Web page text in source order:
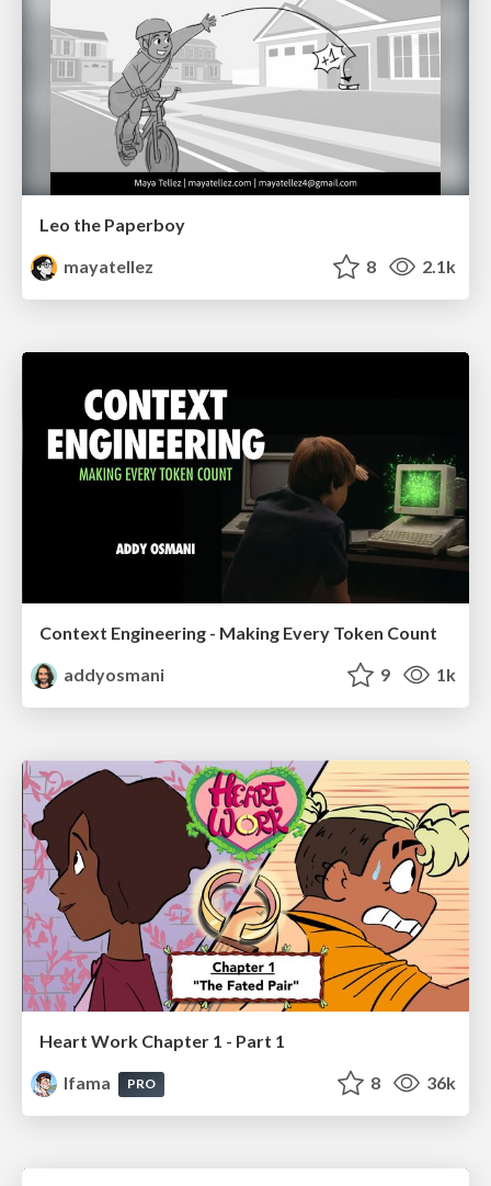
Leo the Paperboy
mayatellez
8 2.1k
Context Engineering - Making Every Token Count
addyosmani
9 1k
Heart Work Chapter 1 - Part 1
lfama
PRO 8 36k